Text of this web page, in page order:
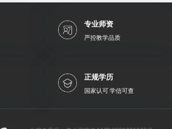
专业师资
严控教学品质
正规学历
国家认可 学信可查